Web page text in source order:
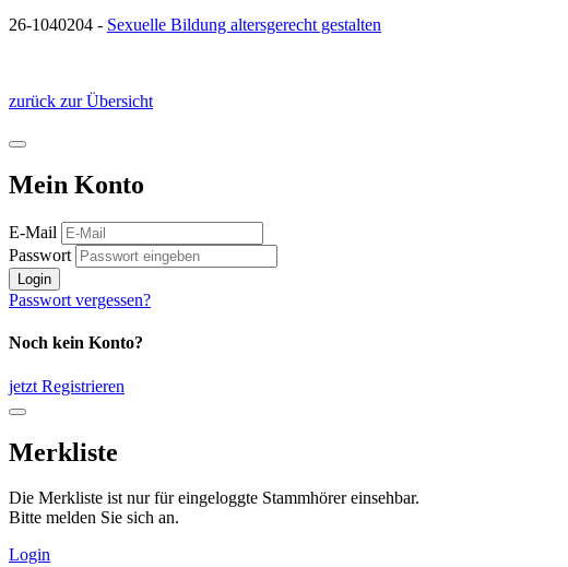
26-1040204 - Sexuelle Bildung altersgerecht gestalten
zurück zur Übersicht
Mein Konto
E-Mail
Passwort
Login
Passwort vergessen?
Noch kein Konto?
jetzt Registrieren
Merkliste
Die Merkliste ist nur für eingeloggte Stammhörer einsehbar.
Bitte melden Sie sich an.
Login